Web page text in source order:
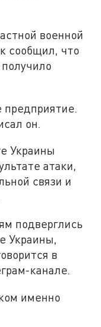
военной
сообщил, что
он.
Украины
атаки,
связи и
подверглись
Украины,
в
канале.
именно